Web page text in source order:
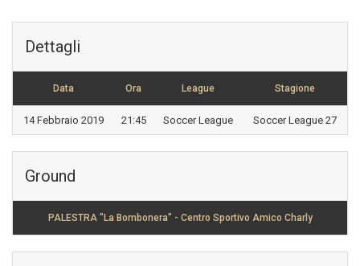
Dettagli
Data Ora League Stagione
14 Febbraio 2019 21:45 Soccer League Soccer League 27
Ground
PALESTRA "La Bombonera" - Centro Sportivo Amico Charly